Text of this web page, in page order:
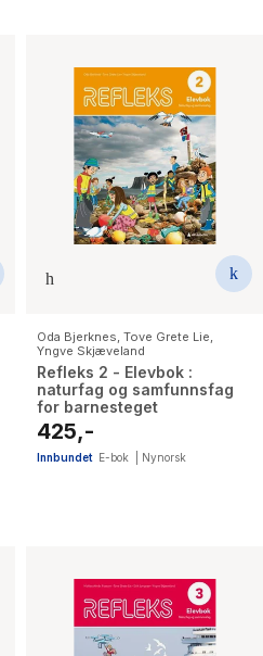
Oda Bjerknes, Tove Grete Lie,
Yngve Skjæveland
Refleks 2 - Elevbok :
naturfag og samfunnsfag
for barnesteget
425,-
Innbundet E-bok Nynorsk